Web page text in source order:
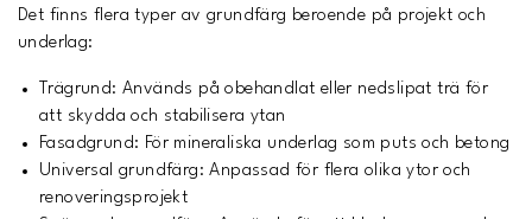
Det finns flera typer av grundfärg beroende på projekt och
underlag:
Trägrund: Används på obehandlat eller nedslipat trä för
att skydda och stabilisera ytan
Fasadgrund: För mineraliska underlag som puts och betong
Universal grundfärg: Anpassad för flera olika ytor och
renoveringsprojekt